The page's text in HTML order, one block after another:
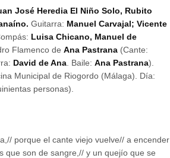
José Heredia El Niño Solo, Rubito
Guitarra: Manuel Carvajal; Vicente
Luisa Chicano, Manuel de
Flamenco deAna Pastrana (Cante:
David de Ana . Baile:Ana Pastrana).
Municipal de Riogordo (Málaga). Día:
personas).
porque el cante viejo vuelve// a encender
que son de sangre,// y un quejío que se